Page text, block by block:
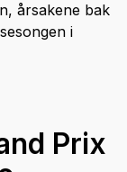
årsakene bak
i
Prix